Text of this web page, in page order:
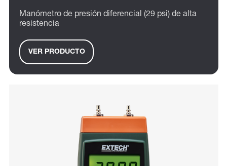
Manómetro de presión diferencial (29 psi) de alta
resistencia
VER PRODUCTO